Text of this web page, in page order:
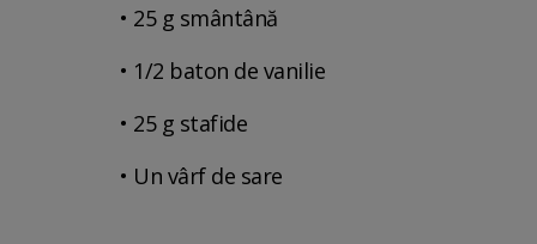
• 25 g smântână
• 1/2 baton de vanilie
• 25 g stafide
• Un vârf de sare